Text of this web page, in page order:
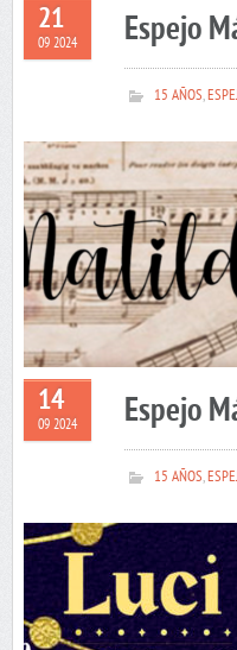
21
09 2024 Espejo
15 AÑOS,
14
09 2024 Espejo
15 AÑOS,